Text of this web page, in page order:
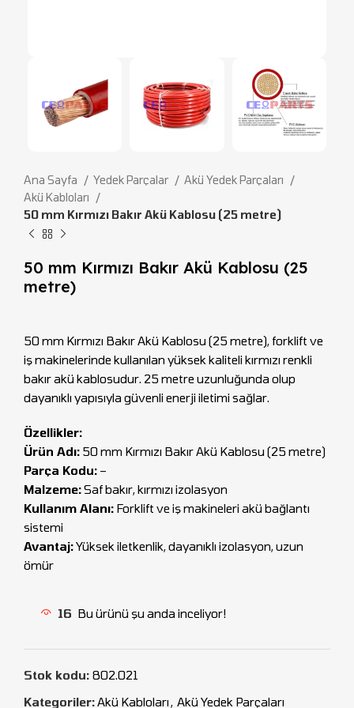
Ana Sayfa Yedek Parçalar
Akü Yedek Parçaları
Akü Kabloları
50 mm Kırmızı Bakır Akü Kablosu (25 metre)
50 mm Kırmızı Bakır Akü Kablosu (25
metre)
50 mm Kırmızı Bakır Akü Kablosu (25 metre), forklift ve
iş makinelerinde kullanılan yüksek kaliteli kırmızı renkli
bakır akü kablosudur. 25 metre uzunluğunda olup
dayanıklı yapısıyla güvenli enerji iletimi sağlar.
Özellikler:
Ürün Adı: 50 mm Kırmızı Bakır Akü Kablosu (25 metre)
Parça Kodu: –
Malzeme:Saf bakır, kırmızı izolasyon
Kullanım Alanı: Forklift ve iş makineleri akü bağlantı
sistemi
Avantaj:Yüksek iletkenlik, dayanıklı izolasyon, uzun
ömür
16 Bu ürünü şu anda inceliyor!
Stok kodu: 802.021
Kategoriler:Akü Kabloları, Akü Yedek Parçaları